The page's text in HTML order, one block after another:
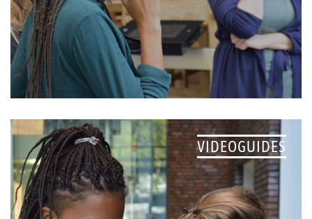
VIDEOGUIDES